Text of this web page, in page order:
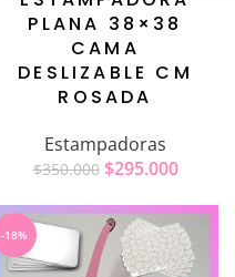
PLANA 38×38
CAMA
DESLIZABLE CM
ROSADA
Estampadoras
$350.000 $295.000
-18%